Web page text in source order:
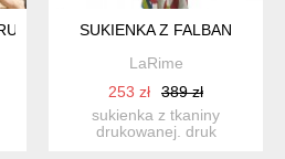
SUKIENKA Z FALBAN
LaRime
253 zł
389 zł
sukienka z tkaniny
drukowanej. druk